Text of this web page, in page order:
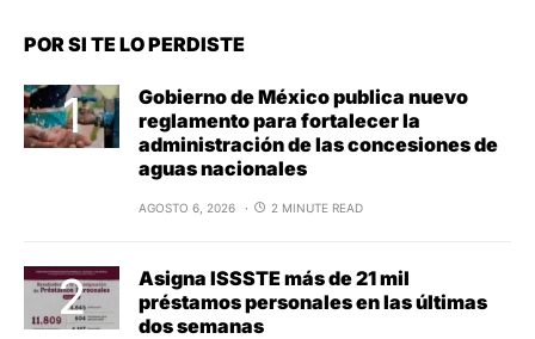
POR SI TE LO PERDISTE
Gobierno de México publica nuevo
reglamento para fortalecer la
administración de las concesiones de
aguas nacionales
AGOSTO 6, 2026 2 MINUTE READ
Asigna ISSSTE más de 21 mil
préstamos personales en las últimas
dos semanas